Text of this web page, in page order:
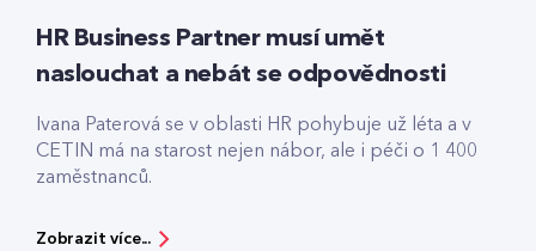
HR Business Partner musí umět
naslouchat a nebát se odpovědnosti
Ivana Paterová se v oblasti HR pohybuje už léta a v
CETIN má na starost nejen nábor, ale i péči o 1 400
zaměstnanců.
Zobrazit více...